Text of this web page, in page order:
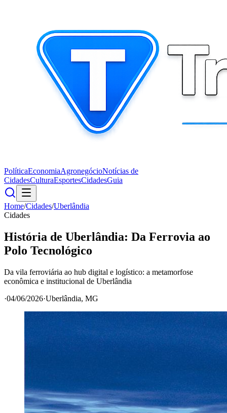
PolíticaEconomiaAgronegócioNotícias de
CidadesCulturaEsportesCidadesGuia
Home/Cidades/Uberlândia
Cidades
História de Uberlândia: Da Ferrovia ao
Polo Tecnológico
Da vila ferroviária ao hub digital e logístico: a metamorfose
econômica e institucional de Uberlândia
·04/06/2026·Uberlândia, MG